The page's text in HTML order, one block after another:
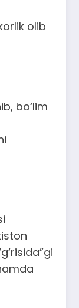
olib
bo‘lim